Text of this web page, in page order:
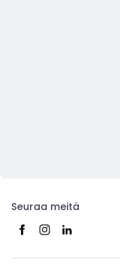
Seuraa meitä